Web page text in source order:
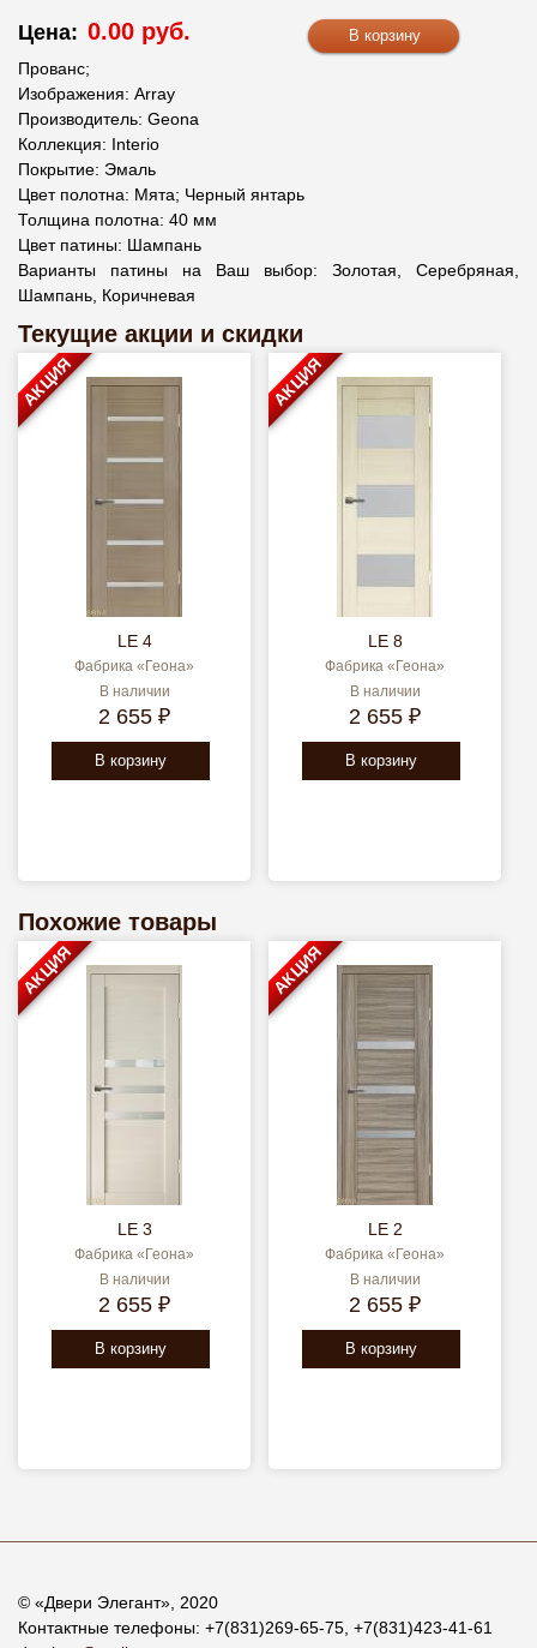
Цена: 0.00 руб.
Прованс;
Изображения: Array
Производитель: Geona
Коллекция: Interio
Покрытие: Эмаль
Цвет полотна: Мята; Черный янтарь
Толщина полотна: 40 мм
Цвет патины: Шампань
Варианты патины на Ваш выбор: Золотая, Серебряная,
Шампань, Коричневая
Текущие акции и скидки
LE 4
Фабрика «Геона»
В наличии
2 655 ₽
В корзину
АКЦИЯ
LE 8
Фабрика «Геона»
В наличии
2 655 ₽
В корзину
АКЦИЯ
Похожие товары
LE 3
Фабрика «Геона»
В наличии
2 655 ₽
В корзину
АКЦИЯ
LE 2
Фабрика «Геона»
В наличии
2 655 ₽
В корзину
АКЦИЯ
© «Двери Элегант», 2020
Контактные телефоны: +7(831)269-65-75 +7(831)423-41-61